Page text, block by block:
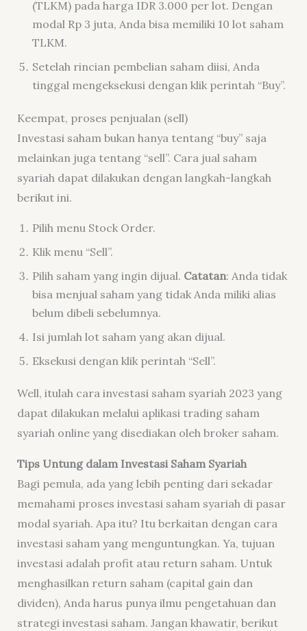
(TLKM) pada harga IDR 3.000 per lot. Dengan
modal Rp 3 juta, Anda bisa memiliki 10 lot saham
TLKM.
Setelah rincian pembelian saham diisi, Anda
tinggal mengeksekusi dengan klik perintah “Buy”.
Keempat, proses penjualan (sell)
Investasi saham bukan hanya tentang “buy” saja
melainkan juga tentang “sell”. Cara jual saham
syariah dapat dilakukan dengan langkah-langkah
berikut ini.
Pilih menu Stock Order.
Klik menu “Sell”.
Pilih saham yang ingin dijual. Catatan: Anda tidak
bisa menjual saham yang tidak Anda miliki alias
belum dibeli sebelumnya.
Isi jumlah lot saham yang akan dijual.
Eksekusi dengan klik perintah “Sell”.
Well, itulah cara investasi saham syariah 2023 yang
dapat dilakukan melalui aplikasi trading saham
syariah online yang disediakan oleh broker saham.
Tips Untung dalam Investasi Saham Syariah
Bagi pemula, ada yang lebih penting dari sekadar
memahami proses investasi saham syariah di pasar
modal syariah. Apa itu? Itu berkaitan dengan cara
investasi saham yang menguntungkan. Ya, tujuan
investasi adalah profit atau return saham. Untuk
menghasilkan return saham (capital gain dan
dividen), Anda harus punya ilmu pengetahuan dan
strategi investasi saham. Jangan khawatir, berikut